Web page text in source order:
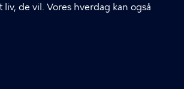
liv, de vil. Vores hverdag kan også